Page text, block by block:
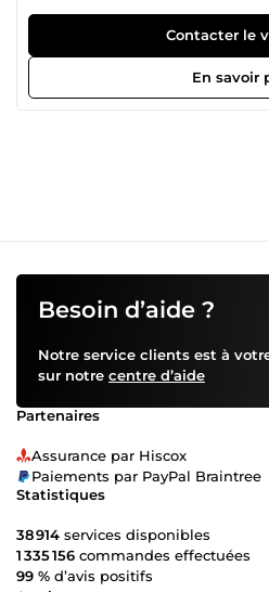
son sonne aussi bien que vos
ou Apple Music ? Ingénieur du
mon expertise et mes outils
FabFilter, Waves) au service de
Contacter le
En savoir
Besoin d’aide ?
Notre service clients est à
sur notre centre d’aide
Partenaires
Assurance par Hiscox
Paiements par PayPal Braintree
Statistiques
38 914 services disponibles
1 335 156 commandes effectuées
99 % d’avis positifs